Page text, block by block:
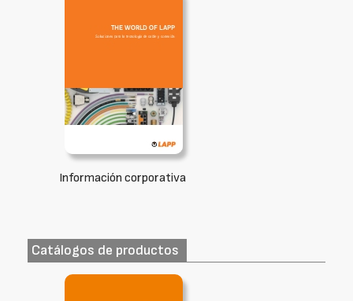
Información corporativa
Catálogos de productos